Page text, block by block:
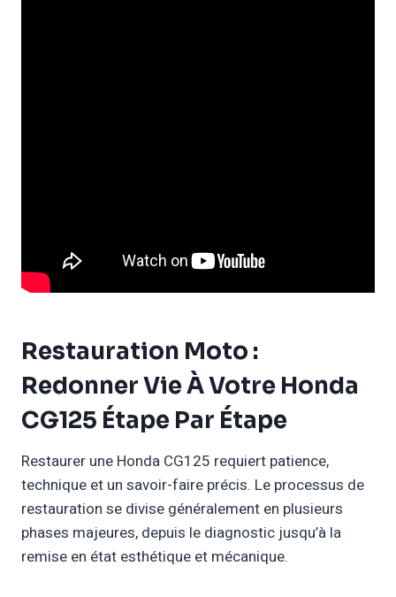
Restauration Moto :
Redonner Vie À Votre Honda
CG125 Étape Par Étape
Restaurer une Honda CG125 requiert patience,
technique et un savoir-faire précis. Le processus de
restauration se divise généralement en plusieurs
phases majeures, depuis le diagnostic jusqu’à la
remise en état esthétique et mécanique.